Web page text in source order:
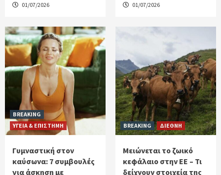
01/07/2026 01/07/2026
BREAKING
ΥΓΕΙΑ & ΕΠΙΣΤΗΜΗ
Γυμναστική στον
καύσωνα: 7 συμβουλές
για άσκηση με
BREAKING ΔΙΕΘΝΗ
Μειώνεται το ζωικό
κεφάλαιο στην ΕΕ – Τι
δείχνουν στοιχεία της